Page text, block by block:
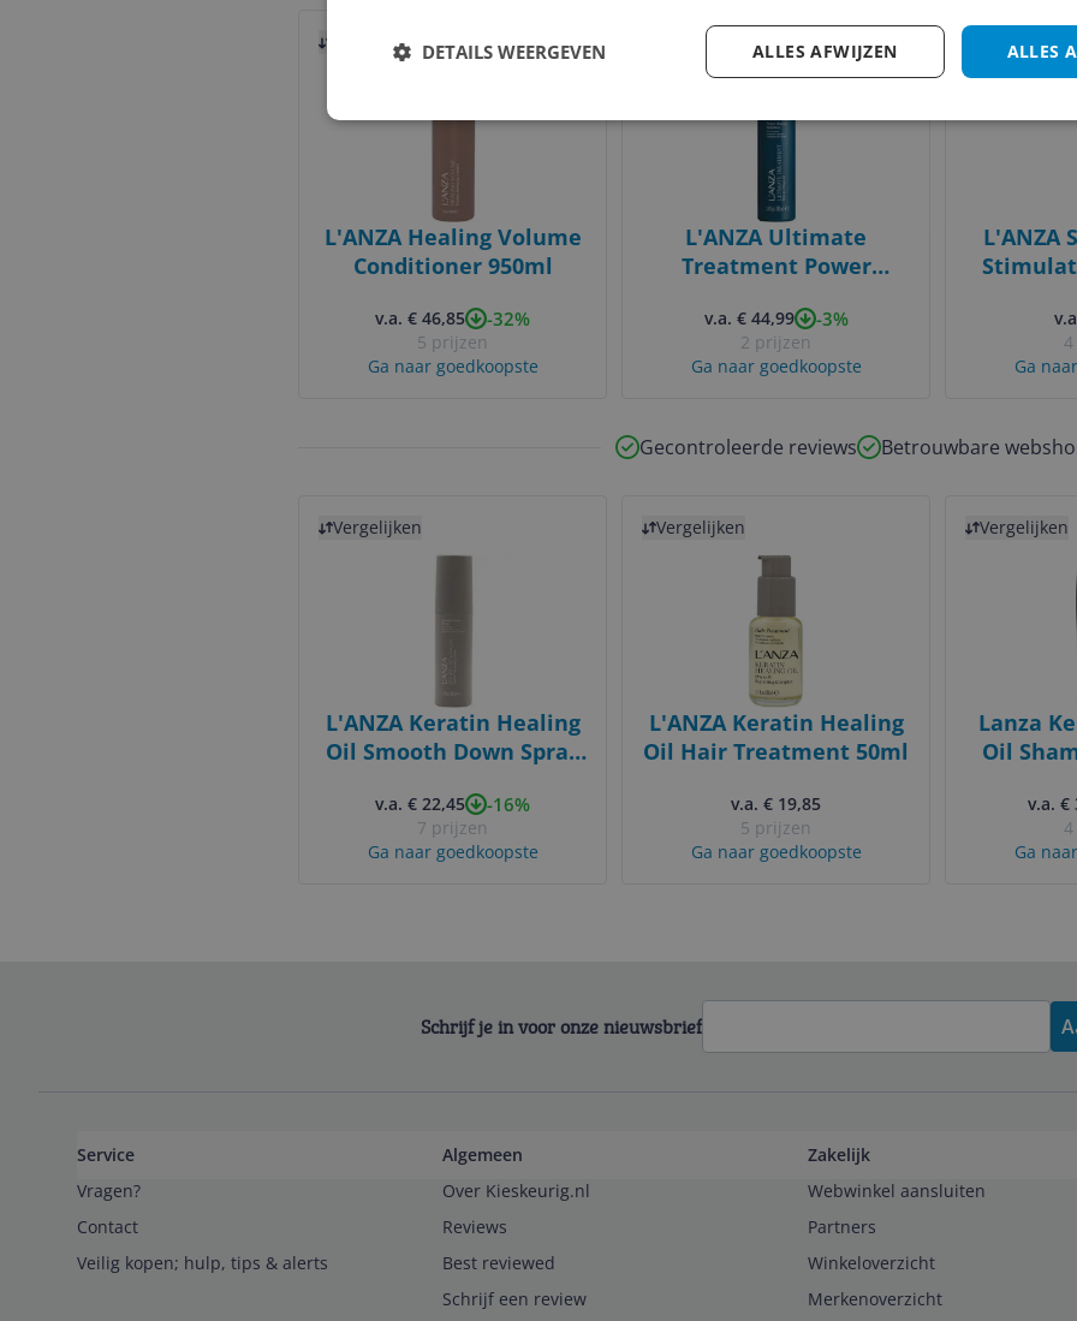
Vergelijken
L'ANZA Healing Volume
Conditioner 950ml
v.a. € 46,85 -32%
5 prijzen
Ga naar goedkoopste
Laagste prijs ooit
L'ANZA Ultimate
Treatment Power
v.a. € 44,99 -3%
2 prijzen
Ga naar goedkoopste
Bekijk product
Vergelijken
L'ANZA
Ga
Bekijk product
Gecontroleerde reviews Betrouwbare
Vergelijken
L'ANZA Keratin Healing
Oil Smooth Down Spray
v.a. € 22,45 -16%
7 prijzen
Ga naar goedkoopste
Vergelijken
L'ANZA Keratin Healing
Oil Hair Treatment 50ml
v.a. € 19,85
5 prijzen
Ga naar goedkoopste
Vergelijken
Lanza
Oil
v.a. €
Ga
Schrijf je in voor onze nieuwsbrief
Service
Vragen?
Contact
Veilig kopen; hulp, tips & alerts
Algemeen
Over Kieskeurig.nl
Reviews
Best reviewed
Schrijf een review
Zakelijk
Webwinkel aansluiten
Partners
Winkeloverzicht
Merkenoverzicht
ALLES
ALLES AFWIJZEN
DETAILS WEERGEVEN